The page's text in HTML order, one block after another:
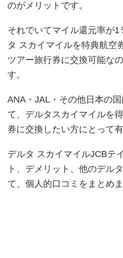
のがメリットです。
それでいてマイル還元率が
タ スカイマイルを特典航空
ツアー旅行券に交換可能な
す。
ANA・JAL・その他日本の
て、デルタスカイマイルを
券に交換したい方にとって有
デルタ スカイマイルJCBテ
ト、デメリット、他のデル
て、個人的口コミをまとめま